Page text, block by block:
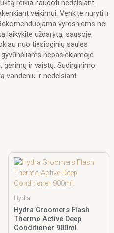
reikia naudoti nedelsiant.
veikimui. Venkite nuryti ir
vyresniems nei
laikykite uždarytą, sausoje,
nuo tiesioginių saulės
nepasiekiamoje
gėrimų ir vaistų. Sudirginimo
vandeniu ir nedelsiant
Hydra
Hydra Groomers Flash
Thermo Active Deep
Conditioner 900ml.